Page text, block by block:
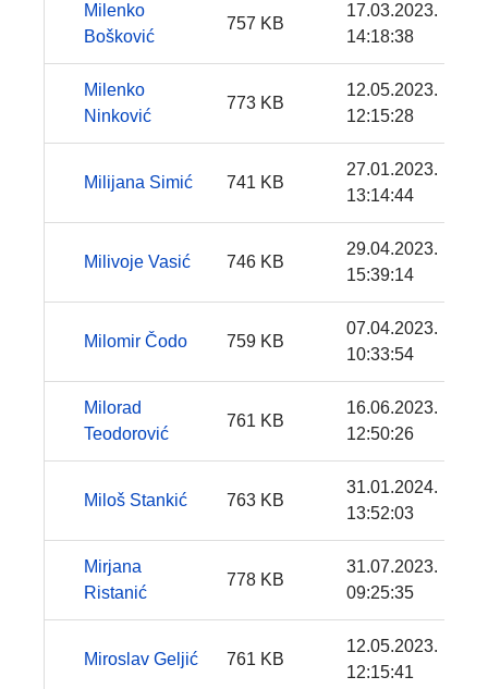
Milenko
Bošković
757 KB
17.03.2023.
14:18:38
Milenko
Ninković
773 KB
12.05.2023.
12:15:28
Milijana Simić 741 KB
27.01.2023.
13:14:44
Milivoje Vasić 746 KB
29.04.2023.
15:39:14
Milomir Čodo 759 KB
07.04.2023.
10:33:54
Milorad
Teodorović
761 KB
16.06.2023.
12:50:26
Miloš Stankić 763 KB
31.01.2024.
13:52:03
Mirjana
Ristanić
778 KB
31.07.2023.
09:25:35
Miroslav Geljić 761 KB
12.05.2023.
12:15:41